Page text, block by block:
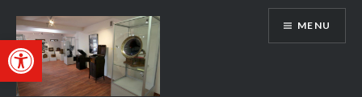
Otwórz pasek narzędzi
treści
MENU